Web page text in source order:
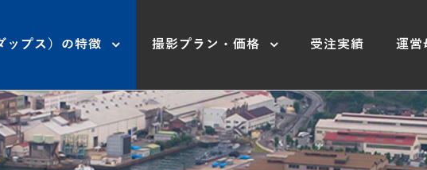
ップス）の特徴 撮影プラン・価格 受注実績 運営